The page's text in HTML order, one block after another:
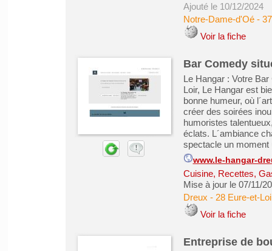
Ajouté le 10/12/2024
Notre-Dame-d'Oé-
Voir la fiche
Bar Comedy
Le Hangar : Votre
Loir, Le Hangar est
bonne humeur, où
créer des soirées
humoristes
éclats. L´ambiance
spectacle un moment
www.le-hangar-
Cuisine, Recettes,
Mise à jour le 07/11/
Dreux - 28 Eure-et-
Voir la fiche
Entreprise de